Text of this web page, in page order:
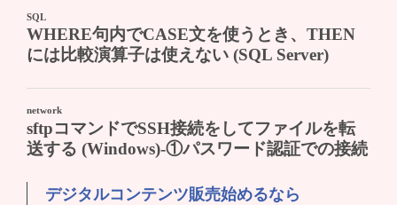
デジタルコンテンツ販売始めるなら